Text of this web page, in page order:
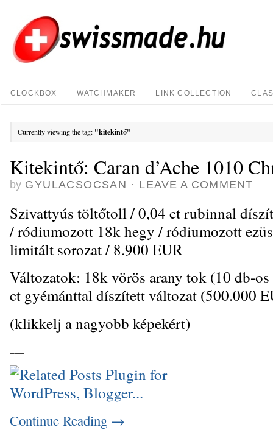
CLOCKBOX WATCHMAKER LINK COLLECTION
Currently viewing the tag: "kitekintő"
Kitekintő: Caran d’Ache 1010
by GYULACSOCSAN · LEAVE A COMMENT
Szivattyús töltőtoll / 0,04 ct rubinnal
/ ródiumozott 18k hegy / ródiumozott
limitált sorozat / 8.900 EUR
Változatok: 18k vörös arany tok (10 db-
ct gyémánttal díszített változat (500.000
(klikkelj a nagyobb képekért)
Continue Reading →